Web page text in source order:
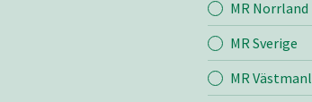
MR Norrland
MR Sverige
MR